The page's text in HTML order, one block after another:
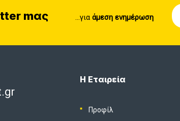
mας ...για άμεση ενημέρωση
Η Εταιρεία
Προφίλ